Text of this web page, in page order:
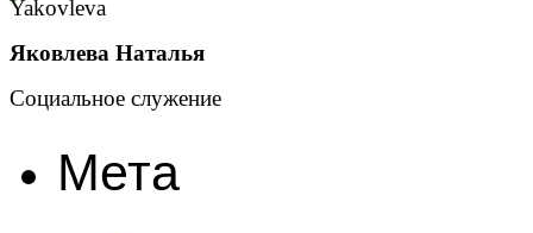
Яковлева Наталья
Социальное служение
Мета